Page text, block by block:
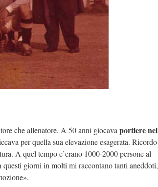
che allenatore. A 50 anni giocava portiere nel
per quella sua elevazione esagerata. Ricordo
A quel tempo c’erano 1000-2000 persone al
giorni in molti mi raccontano tanti aneddoti,